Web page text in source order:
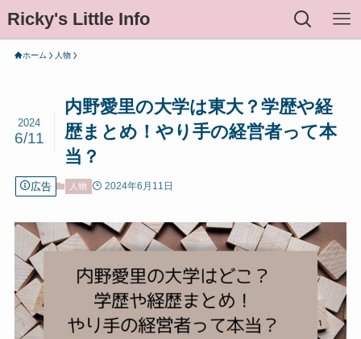
Ricky's Little Info
ホーム 人物
内野愛里の大学は東大？学歴や経
歴まとめ！やり手の経営者って本
当？
2024
6/11
広告 人物 2024年6月11日